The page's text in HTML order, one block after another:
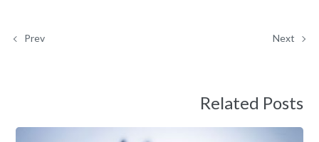
Prev Next
Related Posts